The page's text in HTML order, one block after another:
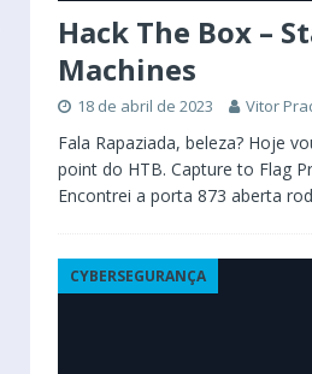
Hack The Box –
Machines
18 de abril de 2023 Vitor
Fala Rapaziada, beleza? Hoje
point do HTB. Capture to Flag
Encontrei a porta 873 aberta
CYBERSEGURANÇA